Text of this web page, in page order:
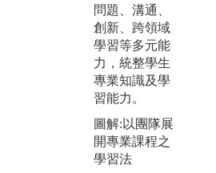
問題、溝通、
創新、跨領域
學習等多元能
力，統整學生
專業知識及學
習能力。
圖解:以團隊展
開專業課程之
學習法